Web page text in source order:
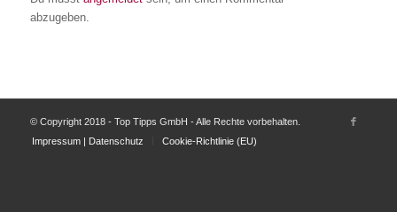
abzugeben.
© Copyright 2018 - Top Tipps GmbH - Alle Rechte vorbehalten.
Impressum | Datenschutz
Cookie-Richtlinie (EU)